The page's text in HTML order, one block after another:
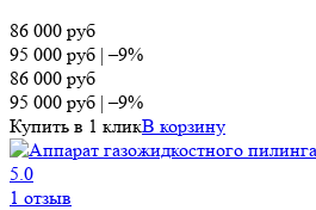
86 000 руб
95 000 руб |–9%
86 000 руб
95 000 руб |–9%
Купить в 1 кликВ корзину
5.0
1 отзыв